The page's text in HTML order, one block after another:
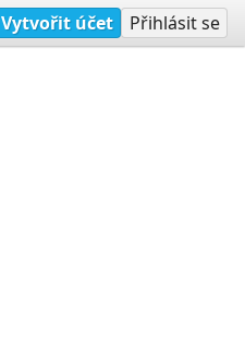
Vytvořit účet Přihlásit se